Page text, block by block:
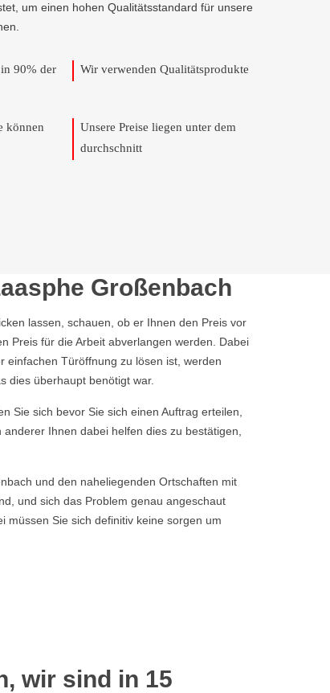
um einen hohen Qualitätsstandard für unsere
90% der
Wir verwenden Qualitätsprodukte
können
Unsere Preise liegen unter dem
durchschnitt
Großenbach
lassen, schauen, ob er Ihnen den Preis vor
Preis für die Arbeit abverlangen werden. Dabei
einfachen Türöffnung zu lösen ist, werden
dies überhaupt benötigt war.
Sie sich bevor Sie sich einen Auftrag erteilen,
Ihnen dabei helfen dies zu bestätigen,
und den naheliegenden Ortschaften mit
und sich das Problem genau angeschaut
müssen Sie sich definitiv keine sorgen um
wir sind in 15